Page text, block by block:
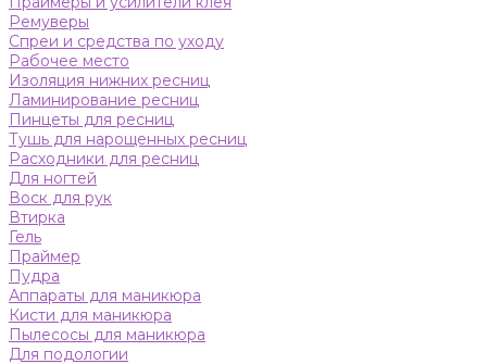
Ремуверы
Спреи и средства по уходу
Рабочее место
Изоляция нижних ресниц
Ламинирование ресниц
Пинцеты для ресниц
Тушь для нарощенных ресниц
Расходники для ресниц
Для ногтей
Воск для рук
Втирка
Гель
Праймер
Пудра
Аппараты для маникюра
Кисти для маникюра
Пылесосы для маникюра
Для подологии